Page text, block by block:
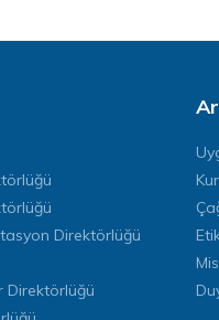
Direktörlüğü
Direktörlüğü